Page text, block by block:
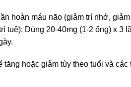
hoàn máu não (giảm trí nhớ,
tuệ): Dùng 20-40mg (1-2 ống) x 3
tăng hoặc giảm tùy theo tuổi và các